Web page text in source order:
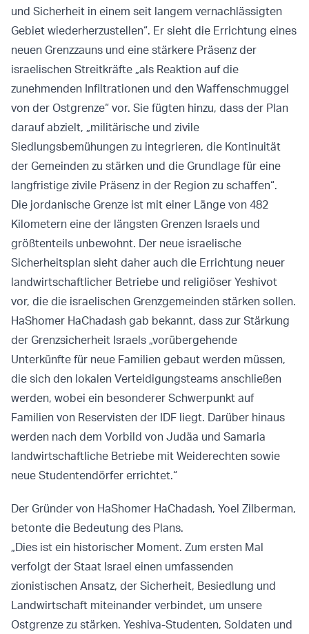
und Sicherheit in einem seit langem vernachlässigten
Gebiet wiederherzustellen“. Er sieht die Errichtung eines
neuen Grenzzauns und eine stärkere Präsenz der
israelischen Streitkräfte „als Reaktion auf die
zunehmenden Infiltrationen und den Waffenschmuggel
von der Ostgrenze“ vor. Sie fügten hinzu, dass der Plan
darauf abzielt, „militärische und zivile
Siedlungsbemühungen zu integrieren, die Kontinuität
der Gemeinden zu stärken und die Grundlage für eine
langfristige zivile Präsenz in der Region zu schaffen“.
Die jordanische Grenze ist mit einer Länge von 482
Kilometern eine der längsten Grenzen Israels und
größtenteils unbewohnt. Der neue israelische
Sicherheitsplan sieht daher auch die Errichtung neuer
landwirtschaftlicher Betriebe und religiöser Yeshivot
vor, die die israelischen Grenzgemeinden stärken sollen.
HaShomer HaChadash gab bekannt, dass zur Stärkung
der Grenzsicherheit Israels „vorübergehende
Unterkünfte für neue Familien gebaut werden müssen,
die sich den lokalen Verteidigungsteams anschließen
werden, wobei ein besonderer Schwerpunkt auf
Familien von Reservisten der IDF liegt. Darüber hinaus
werden nach dem Vorbild von Judäa und Samaria
landwirtschaftliche Betriebe mit Weiderechten sowie
neue Studentendörfer errichtet.“
Der Gründer von HaShomer HaChadash, Yoel Zilberman,
betonte die Bedeutung des Plans.
„Dies ist ein historischer Moment. Zum ersten Mal
verfolgt der Staat Israel einen umfassenden
zionistischen Ansatz, der Sicherheit, Besiedlung und
Landwirtschaft miteinander verbindet, um unsere
Ostgrenze zu stärken. Yeshiva-Studenten, Soldaten und